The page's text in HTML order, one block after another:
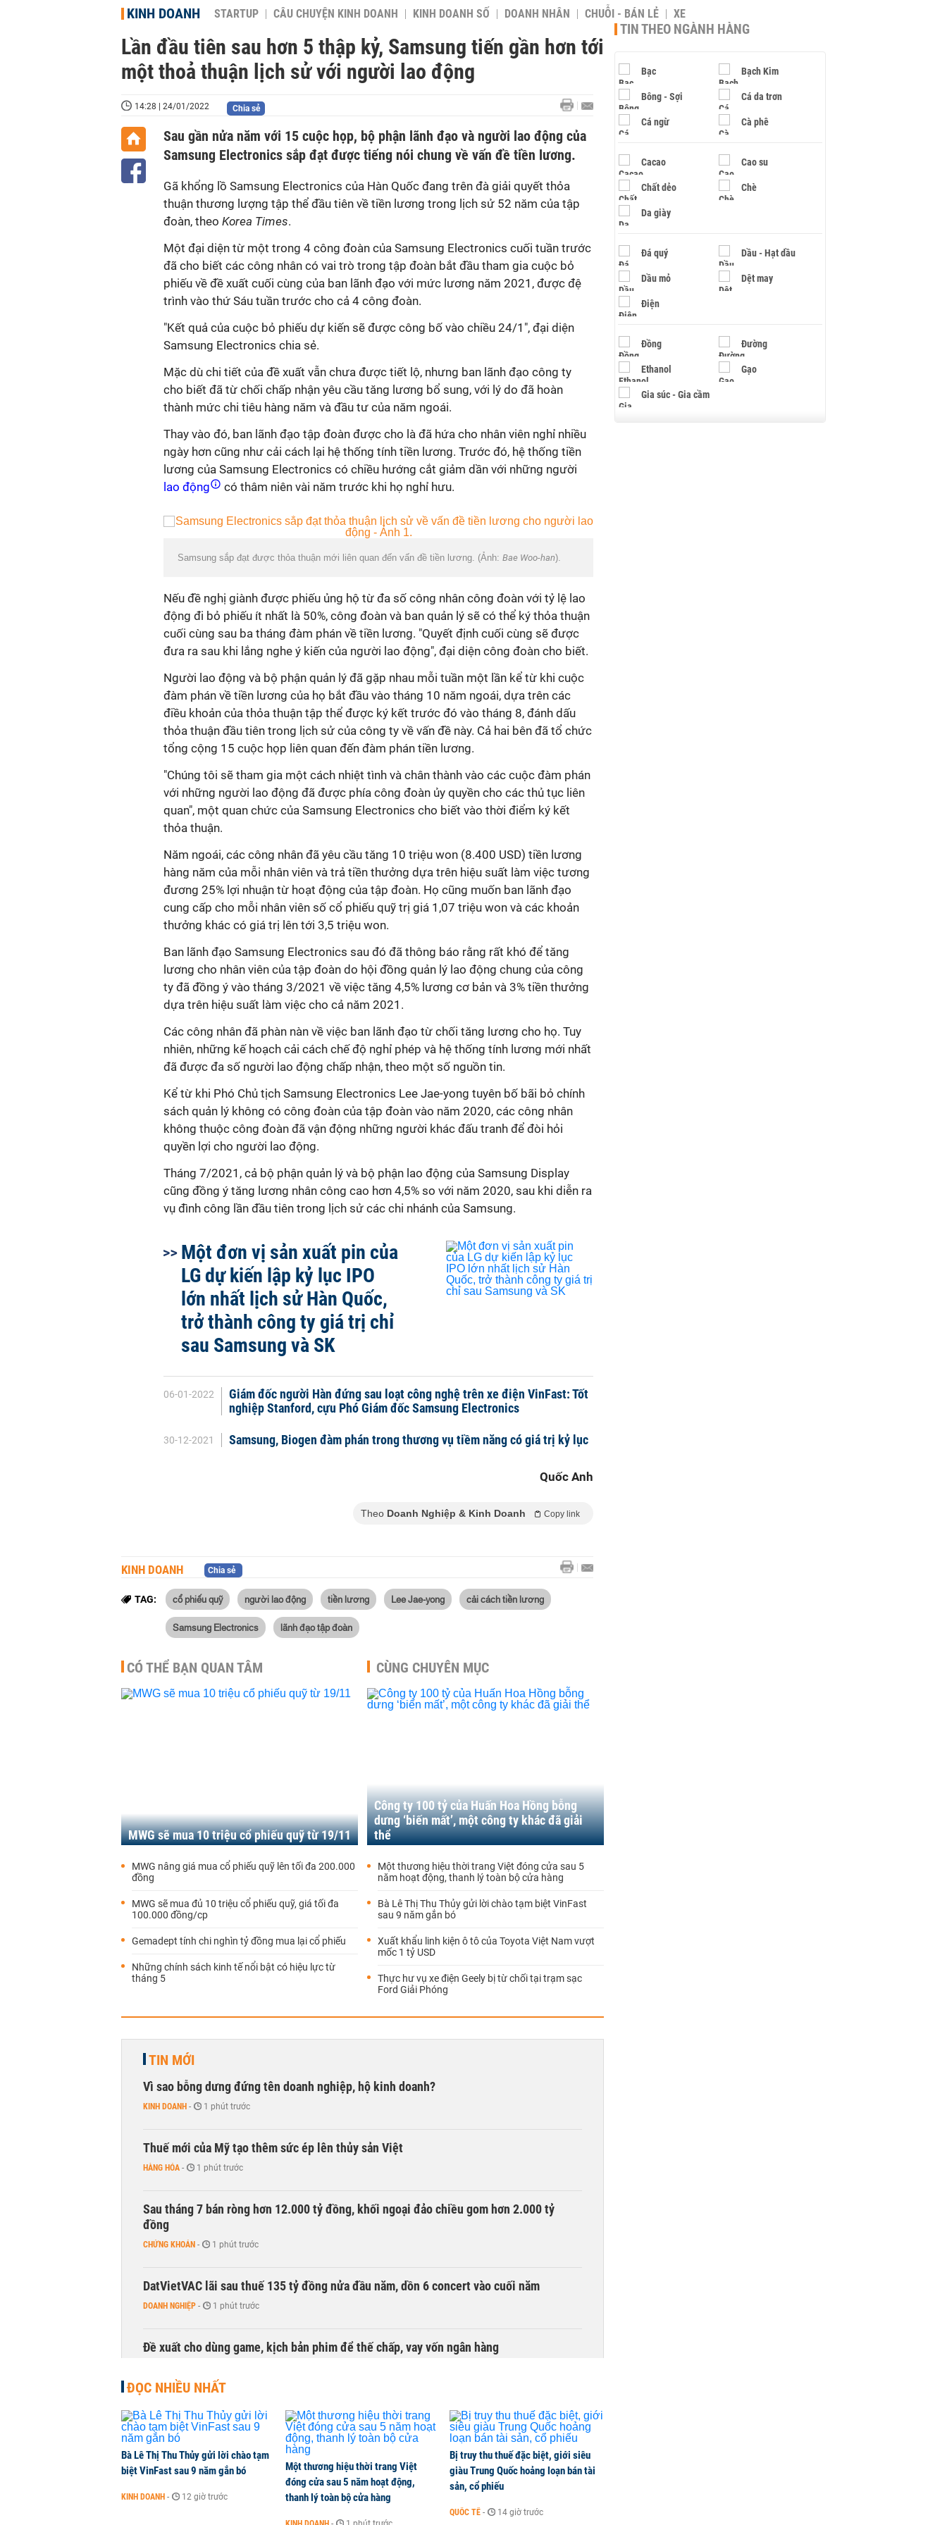
KINH DOANH STARTUP CÂU CHUYỆN KINH DOANH KINH DOANH SỐ DOANH NHÂN CHUỖI - BÁN LẺ XE
Lần đầu tiên sau hơn 5 thập kỷ, Samsung tiến gần hơn tới
một thoả thuận lịch sử với người lao động
14:28 | 24/01/2022 Chia sẻ
Sau gần nửa năm với 15 cuộc họp, bộ phận lãnh đạo và người lao động của
Samsung Electronics sắp đạt được tiếng nói chung về vấn đề tiền lương.
Gã khổng lồ Samsung Electronics của Hàn Quốc đang trên đà giải quyết thỏa
thuận thương lượng tập thể đầu tiên về tiền lương trong lịch sử 52 năm của tập
đoàn, theo Korea Times.
Một đại diện từ một trong 4 công đoàn của Samsung Electronics cuối tuần trước
đã cho biết các công nhân có vai trò trong tập đoàn bắt đầu tham gia cuộc bỏ
phiếu về đề xuất cuối cùng của ban lãnh đạo với mức lương năm 2021, được đệ
trình vào thứ Sáu tuần trước cho cả 4 công đoàn.
"Kết quả của cuộc bỏ phiếu dự kiến sẽ được công bố vào chiều 24/1", đại diện
Samsung Electronics chia sẻ.
Mặc dù chi tiết của đề xuất vẫn chưa được tiết lộ, nhưng ban lãnh đạo công ty
cho biết đã từ chối chấp nhận yêu cầu tăng lương bổ sung, với lý do đã hoàn
thành mức chi tiêu hàng năm và đầu tư của năm ngoái.
Thay vào đó, ban lãnh đạo tập đoàn được cho là đã hứa cho nhân viên nghỉ nhiều
ngày hơn cũng như cải cách lại hệ thống tính tiền lương. Trước đó, hệ thống tiền
lương của Samsung Electronics có chiều hướng cắt giảm dần với những người
lao động
có thâm niên vài năm trước khi họ nghỉ hưu.
Samsung sắp đạt được thỏa thuận mới liên quan đến vấn đề tiền lương. (Ảnh: Bae Woo-han).
Nếu đề nghị giành được phiếu ủng hộ từ đa số công nhân công đoàn với tỷ lệ lao
động đi bỏ phiếu ít nhất là 50%, công đoàn và ban quản lý sẽ có thể ký thỏa thuận
cuối cùng sau ba tháng đàm phán về tiền lương. "Quyết định cuối cùng sẽ được
đưa ra sau khi lắng nghe ý kiến của người lao động", đại diện công đoàn cho biết.
Người lao động và bộ phận quản lý đã gặp nhau mỗi tuần một lần kể từ khi cuộc
đàm phán về tiền lương của họ bắt đầu vào tháng 10 năm ngoái, dựa trên các
điều khoản của thỏa thuận tập thể được ký kết trước đó vào tháng 8, đánh dấu
thỏa thuận đầu tiên trong lịch sử của công ty về vấn đề này. Cả hai bên đã tổ chức
tổng cộng 15 cuộc họp liên quan đến đàm phán tiền lương.
"Chúng tôi sẽ tham gia một cách nhiệt tình và chân thành vào các cuộc đàm phán
với những người lao động đã được phía công đoàn ủy quyền cho các thủ tục liên
quan", một quan chức của Samsung Electronics cho biết vào thời điểm ký kết
thỏa thuận.
Năm ngoái, các công nhân đã yêu cầu tăng 10 triệu won (8.400 USD) tiền lương
hàng năm của mỗi nhân viên và trả tiền thưởng dựa trên hiệu suất làm việc tương
đương 25% lợi nhuận từ hoạt động của tập đoàn. Họ cũng muốn ban lãnh đạo
cung cấp cho mỗi nhân viên số cổ phiếu quỹ trị giá 1,07 triệu won và các khoản
thưởng khác có giá trị lên tới 3,5 triệu won.
Ban lãnh đạo Samsung Electronics sau đó đã thông báo rằng rất khó để tăng
lương cho nhân viên của tập đoàn do hội đồng quản lý lao động chung của công
ty đã đồng ý vào tháng 3/2021 về việc tăng 4,5% lương cơ bản và 3% tiền thưởng
dựa trên hiệu suất làm việc cho cả năm 2021.
Các công nhân đã phàn nàn về việc ban lãnh đạo từ chối tăng lương cho họ. Tuy
nhiên, những kế hoạch cải cách chế độ nghỉ phép và hệ thống tính lương mới nhất
đã được đa số người lao động chấp nhận, theo một số nguồn tin.
Kể từ khi Phó Chủ tịch Samsung Electronics Lee Jae-yong tuyên bố bãi bỏ chính
sách quản lý không có công đoàn của tập đoàn vào năm 2020, các công nhân
không thuộc công đoàn đã vận động những người khác đấu tranh để đòi hỏi
quyền lợi cho người lao động.
Tháng 7/2021, cả bộ phận quản lý và bộ phận lao động của Samsung Display
cũng đồng ý tăng lương nhân công cao hơn 4,5% so với năm 2020, sau khi diễn ra
vụ đình công lần đầu tiên trong lịch sử các chi nhánh của Samsung.
Một đơn vị sản xuất pin của
LG dự kiến lập kỷ lục IPO
lớn nhất lịch sử Hàn Quốc,
trở thành công ty giá trị chỉ
sau Samsung và SK
06-01-2022
Giám đốc người Hàn đứng sau loạt công nghệ trên xe điện VinFast: Tốt
nghiệp Stanford, cựu Phó Giám đốc Samsung Electronics
30-12-2021 Samsung, Biogen đàm phán trong thương vụ tiềm năng có giá trị kỷ lục
Quốc Anh
Theo Doanh Nghiệp & Kinh Doanh Copy link
KINH DOANH Chia sẻ
TAG: cổ phiếu quỹ người lao động tiền lương Lee Jae-yong cải cách tiền lương
Samsung Electronics lãnh đạo tập đoàn
CÓ THỂ BẠN QUAN TÂM
MWG sẽ mua 10 triệu cổ phiếu quỹ từ 19/11
MWG nâng giá mua cổ phiếu quỹ lên tối đa 200.000
đồng
MWG sẽ mua đủ 10 triệu cổ phiếu quỹ, giá tối đa
100.000 đồng/cp
Gemadept tính chi nghìn tỷ đồng mua lại cổ phiếu
Những chính sách kinh tế nổi bật có hiệu lực từ
tháng 5
CÙNG CHUYÊN MỤC
Công ty 100 tỷ của Huấn Hoa Hồng bỗng
dưng ‘biến mất’, một công ty khác đã giải
thể
Một thương hiệu thời trang Việt đóng cửa sau 5
năm hoạt động, thanh lý toàn bộ cửa hàng
Bà Lê Thị Thu Thủy gửi lời chào tạm biệt VinFast
sau 9 năm gắn bó
Xuất khẩu linh kiện ô tô của Toyota Việt Nam vượt
mốc 1 tỷ USD
Thực hư vụ xe điện Geely bị từ chối tại trạm sạc
Ford Giải Phóng
TIN MỚI
Vì sao bỗng dưng đứng tên doanh nghiệp, hộ kinh doanh?
KINH DOANH - 1 phút trước
Thuế mới của Mỹ tạo thêm sức ép lên thủy sản Việt
HÀNG HÓA - 1 phút trước
Sau tháng 7 bán ròng hơn 12.000 tỷ đồng, khối ngoại đảo chiều gom hơn 2.000 tỷ
đồng
CHỨNG KHOÁN - 1 phút trước
DatVietVAC lãi sau thuế 135 tỷ đồng nửa đầu năm, dồn 6 concert vào cuối năm
DOANH NGHIỆP - 1 phút trước
Đề xuất cho dùng game, kịch bản phim để thế chấp, vay vốn ngân hàng
ĐỌC NHIỀU NHẤT
Bà Lê Thị Thu Thủy gửi lời chào tạm
biệt VinFast sau 9 năm gắn bó
KINH DOANH - 12 giờ trước
Một thương hiệu thời trang Việt
đóng cửa sau 5 năm hoạt động,
thanh lý toàn bộ cửa hàng
Bị truy thu thuế đặc biệt, giới siêu
giàu Trung Quốc hoảng loạn bán tài
sản, cổ phiếu
QUỐC TẾ - 14 giờ trước
TIN THEO NGÀNH HÀNG
Bạc Bạch Kim
Bông - Sợi Cá da trơn
Cá ngừ Cà phê
Cacao Cao su
Chất dẻo Chè
Da giày
Đá quý Dầu - Hạt dầu
Dầu mỏ Dệt may
Điện
Đồng Đường
Ethanol Gạo
Gia súc - Gia cầm